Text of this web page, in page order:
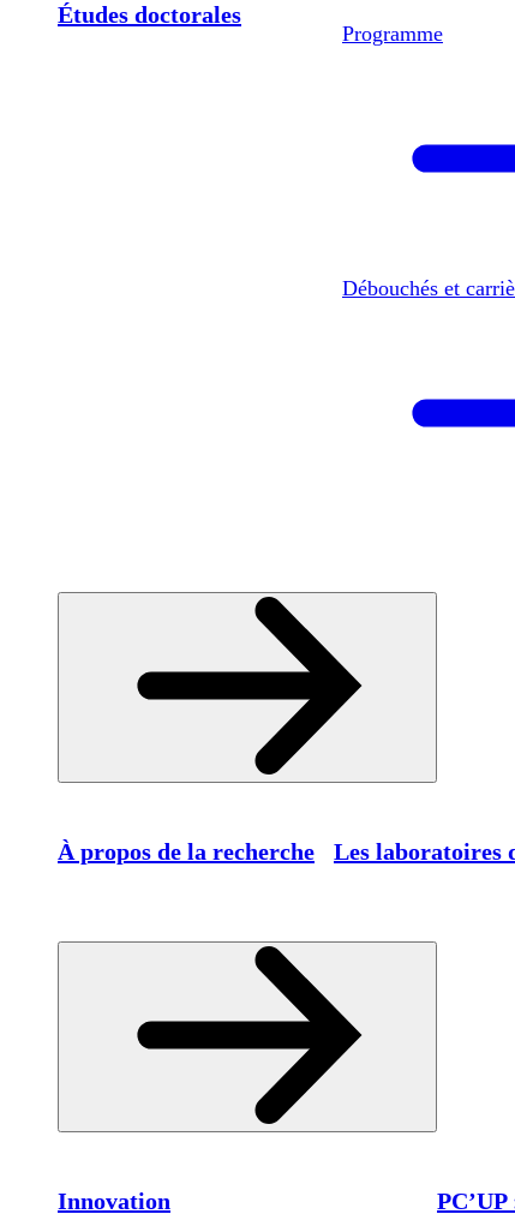
Programme
Débouchés et
Études doctorales
À propos de la recherche Les laboratoires
Innovation